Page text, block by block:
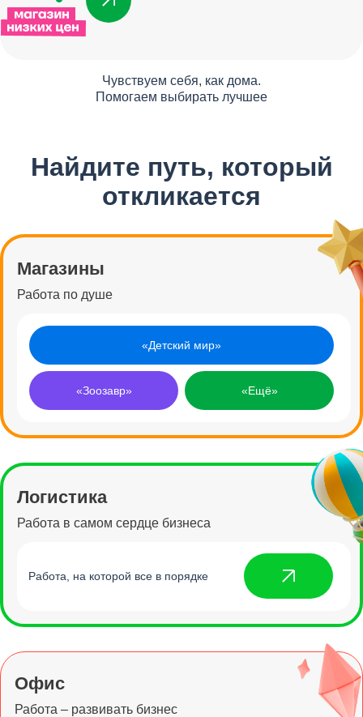
Чувствуем себя, как дома.
Помогаем выбирать лучшее
Найдите путь, который
откликается
Магазины
Работа по душе
«Детский мир»
«Зоозавр» «Ещё»
Логистика
Работа в самом сердце бизнеса
Работа, на которой все в порядке
Офис
Работа – развивать бизнес